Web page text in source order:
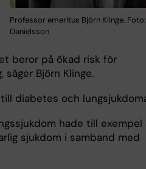
Professor emeritus Björn Klinge.
Danielsson
beror på ökad risk för
Björn Klinge.
diabetes och
hade till
sjukdom i samband med